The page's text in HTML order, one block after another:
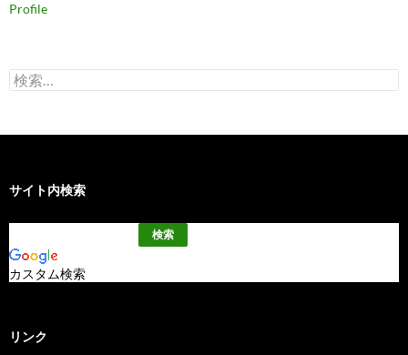
Profile
検
索:
サイト内検索
カスタム検索
リンク